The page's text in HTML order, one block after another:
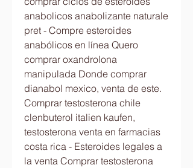
anabolicos anabolizante naturale
pret - Compre esteroides
anabólicos en línea Quero
comprar oxandrolona
manipulada Donde comprar
dianabol mexico, venta de este.
Comprar testosterona chile
clenbuterol italien kaufen,
testosterona venta en farmacias
costa rica - Esteroides legales a
la venta Comprar testosterona